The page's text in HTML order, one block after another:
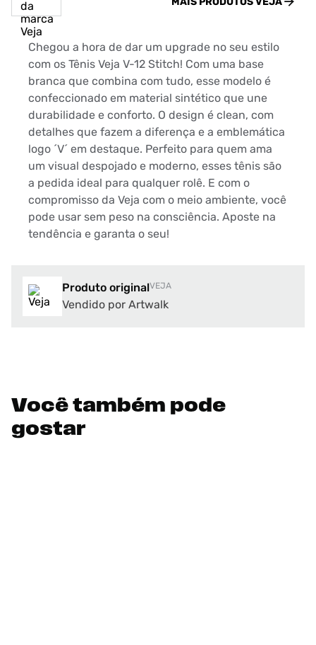
Chegou a hora de dar um upgrade no seu estilo
com os Tênis Veja V-12 Stitch! Com uma base
branca que combina com tudo, esse modelo é
confeccionado em material sintético que une
durabilidade e conforto. O design é clean, com
detalhes que fazem a diferença e a emblemática
logo ´V´ em destaque. Perfeito para quem ama
um visual despojado e moderno, esses tênis são
a pedida ideal para qualquer rolê. E com o
compromisso da Veja com o meio ambiente, você
pode usar sem peso na consciência. Aposte na
tendência e garanta o seu!
Produto originalVEJA
Vendido por Artwalk
Você também pode
gostar